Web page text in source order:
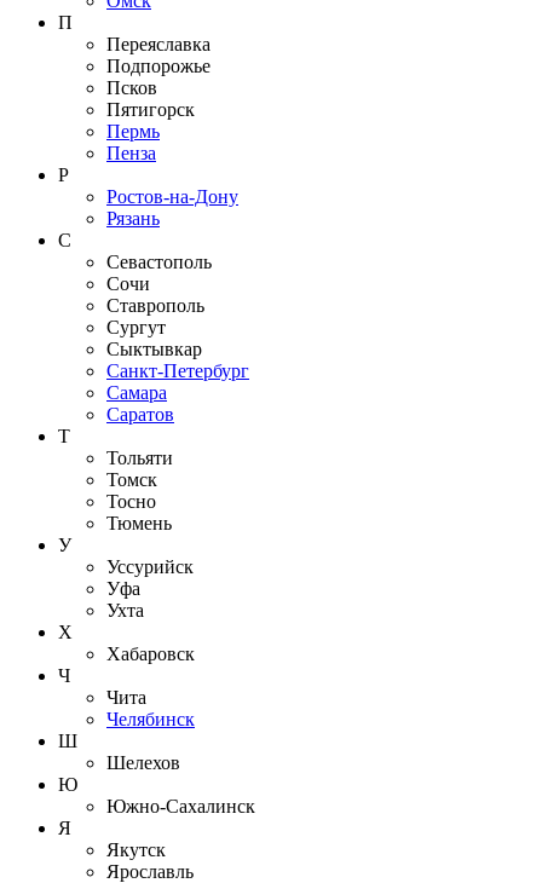
П
Переяславка
Подпорожье
Псков
Пятигорск
Пермь
Пенза
Р
Ростов-на-Дону
Рязань
С
Севастополь
Сочи
Ставрополь
Сургут
Сыктывкар
Санкт-Петербург
Самара
Саратов
Т
Тольяти
Томск
Тосно
Тюмень
У
Уссурийск
Уфа
Ухта
Х
Хабаровск
Ч
Чита
Челябинск
Ш
Шелехов
Ю
Южно-Сахалинск
Я
Якутск
Ярославль